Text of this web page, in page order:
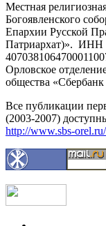
Местная
Богоявленского
Епархии Русской
Патриархат)». ИНН
Орловское
общества
Все публикации
(2003-2007)
http://www.sbs-